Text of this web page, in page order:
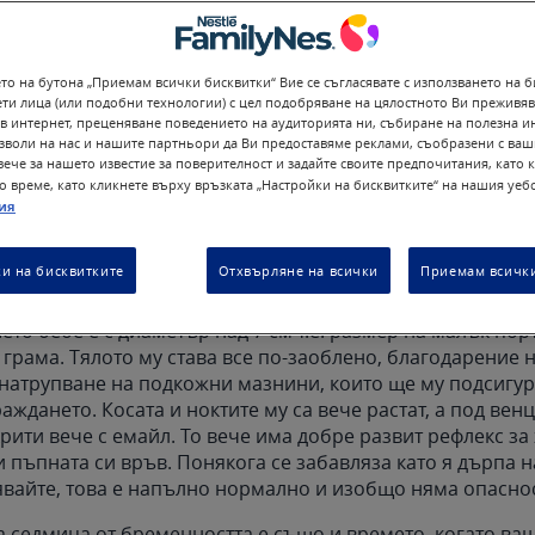
седмица бебето в корема ви започва да реагира
бързи и динамични, поради факта, че все още има
че може да се движи без никакъв проблем.
на бебето – 26 седмица
бебе е с диаметър над 7 см т.е. размер на малък
Тялото му става все по-заоблено, благодарение
на подкожни мазнини, които ще му
Косата и ноктите му са вече растат, а под
вече с емайл. То вече има добре развит рефлекс
си връв. Понякога се забавляза като я дърпа
това е напълно нормално и изобщо няма
на бутона „Приемам всички бисквитки“ Вие се съгласявате с използването на
лица (или подобни технологии) с цел подобряване на цялостното Ви
интернет, преценяване поведението на аудиторията ни, събиране на полезна
на нас и нашите партньори да Ви предоставяме реклами, съобразени с
за нашето известие за поверителност и задайте своите предпочитания, като
време, като кликнете върху връзката „Настройки на бисквитките“ на нашия
Отхвърляне на всички Приемам
на бисквитките